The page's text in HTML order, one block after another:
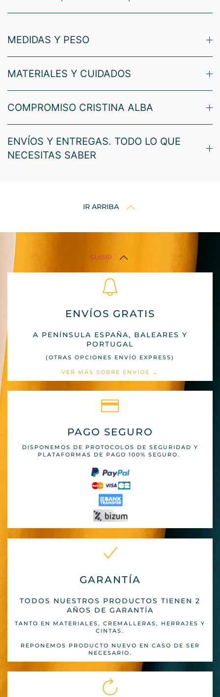
MEDIDAS Y PESO
MATERIALES Y CUIDADOS
COMPROMISO CRISTINA ALBA
ENVÍOS Y ENTREGAS. TODO LO QUE
NECESITAS SABER
IR ARRIBA
SUBIR
ENVÍOS GRATIS
A PENÍNSULA ESPAÑA, BALEARES Y
PORTUGAL
(OTRAS OPCIONES ENVÍO EXPRESS)
VER MÁS SOBRE ENVÍOS →
PAGO SEGURO
DISPONEMOS DE PROTOCOLOS DE SEGURIDAD Y
PLATAFORMAS DE PAGO 100% SEGURO.
GARANTÍA
TODOS NUESTROS PRODUCTOS TIENEN 2
AÑOS DE GARANTÍA
TANTO EN MATERIALES, CREMALLERAS, HERRAJES Y
CINTAS.
REPONEMOS PRODUCTO NUEVO EN CASO DE SER
NECESARIO.